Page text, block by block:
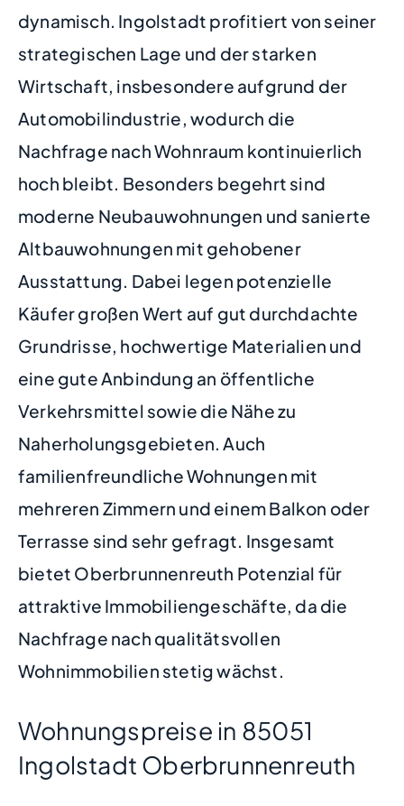
dynamisch. Ingolstadt profitiert von seiner
strategischen Lage und der starken
Wirtschaft, insbesondere aufgrund der
Automobilindustrie, wodurch die
Nachfrage nach Wohnraum kontinuierlich
hoch bleibt. Besonders begehrt sind
moderne Neubauwohnungen und sanierte
Altbauwohnungen mit gehobener
Ausstattung. Dabei legen potenzielle
Käufer großen Wert auf gut durchdachte
Grundrisse, hochwertige Materialien und
eine gute Anbindung an öffentliche
Verkehrsmittel sowie die Nähe zu
Naherholungsgebieten. Auch
familienfreundliche Wohnungen mit
mehreren Zimmern und einem Balkon oder
Terrasse sind sehr gefragt. Insgesamt
bietet Oberbrunnenreuth Potenzial für
attraktive Immobiliengeschäfte, da die
Nachfrage nach qualitätsvollen
Wohnimmobilien stetig wächst.
Wohnungspreise in 85051
Ingolstadt Oberbrunnenreuth